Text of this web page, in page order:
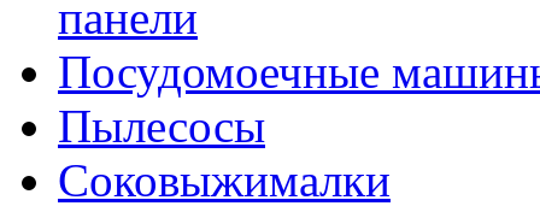
панели
Посудомоечные
Пылесосы
Соковыжималки